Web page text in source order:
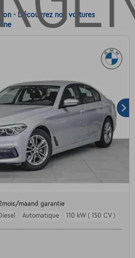
- Découvrez nos voitures
maand garantie
Automatique 110 kW ( 150 CV )